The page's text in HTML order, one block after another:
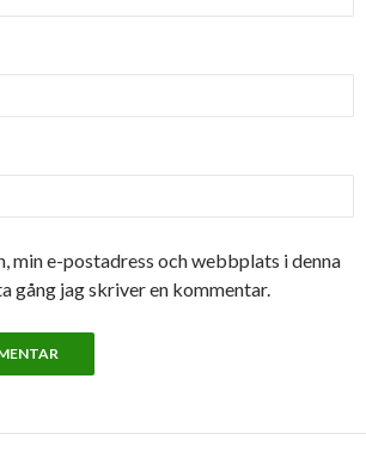
min e-postadress och webbplats i denna
gång jag skriver en kommentar.